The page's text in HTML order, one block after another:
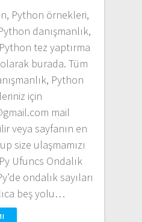
Python örnekleri,
danışmanlık,
tez yaptırma
burada. Tüm
Python
için
mail
veya sayfanın en
size ulaşmamızı
Ufuncs Ondalık
ondalık sayıları
beş yolu…